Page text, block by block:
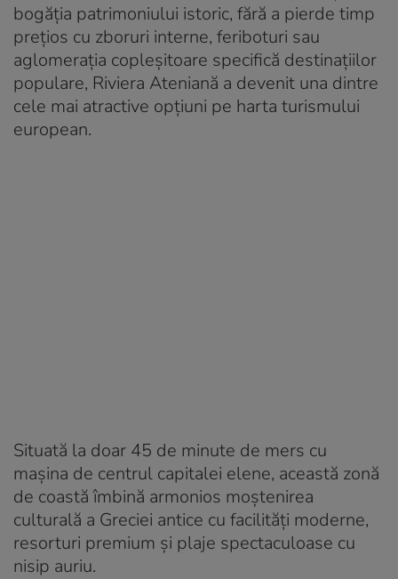
bogăția patrimoniului istoric, fără a pierde timp
prețios cu zboruri interne, feriboturi sau
aglomerația copleșitoare specifică destinațiilor
populare, Riviera Ateniană a devenit una dintre
cele mai atractive opțiuni pe harta turismului
european.
Situată la doar 45 de minute de mers cu
mașina de centrul capitalei elene, această zonă
de coastă îmbină armonios moștenirea
culturală a Greciei antice cu facilități moderne,
resorturi premium și plaje spectaculoase cu
nisip auriu.